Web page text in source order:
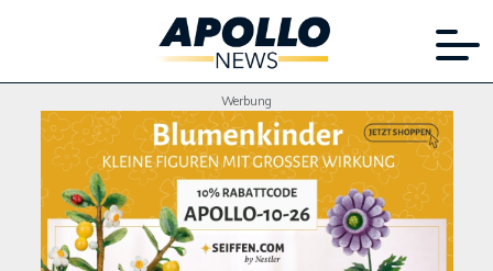
Werbung